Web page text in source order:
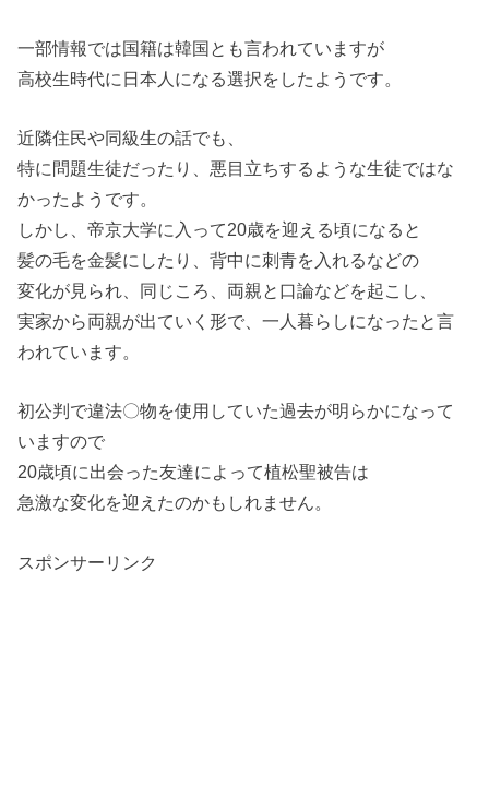
一部情報では国籍は韓国とも言われていますが
高校生時代に日本人になる選択をしたようです。
近隣住民や同級生の話でも、
特に問題生徒だったり、悪目立ちするような生徒ではな
かったようです。
しかし、帝京大学に入って20歳を迎える頃になると
髪の毛を金髪にしたり、背中に刺青を入れるなどの
変化が見られ、同じころ、両親と口論などを起こし、
実家から両親が出ていく形で、一人暮らしになったと言
われています。
初公判で違法〇物を使用していた過去が明らかになって
いますので
20歳頃に出会った友達によって植松聖被告は
急激な変化を迎えたのかもしれません。
スポンサーリンク